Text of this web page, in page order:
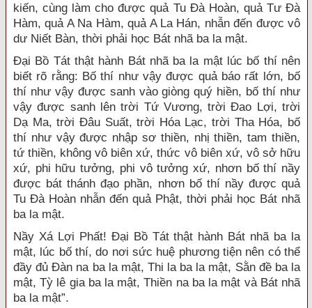
kiến, cùng làm cho được quả Tu Đà Hoàn, quả Tư Đà
Hàm, quả A Na Hàm, quả A La Hán, nhẫn đến được vô
dư Niết Bàn, thời phải học Bát nhã ba la mật.
Đại Bồ Tát thật hành Bát nhã ba la mật lúc bố thí nên
biết rõ rằng: Bố thí như vậy được quả báo rất lớn, bố
thí như vậy được sanh vào giòng quý hiền, bố thí như
vậy được sanh lên trời Tứ Vương, trời Đao Lợi, trời
Dạ Ma, trời Đâu Suất, trời Hóa Lạc, trời Tha Hóa, bố
thí như vậy được nhập sơ thiền, nhị thiền, tam thiền,
tứ thiền, không vô biên xứ, thức vô biên xứ, vô sở hữu
xứ, phi hữu tưởng, phi vô tưởng xứ, nhơn bố thí nầy
được bát thánh đạo phần, nhơn bố thí nầy được quả
Tu Đà Hoàn nhẫn đến quả Phật, thời phải học Bát nhã
ba la mật.
Nầy Xá Lợi Phất! Đại Bồ Tát thật hành Bát nhã ba la
mật, lúc bố thí, do nơi sức huệ phương tiện nên có thể
đầy đủ Đàn na ba la mật, Thi la ba la mật, Sằn đề ba la
mật, Tỳ lê gia ba la mật, Thiền na ba la mật và Bát nhã
ba la mật”.